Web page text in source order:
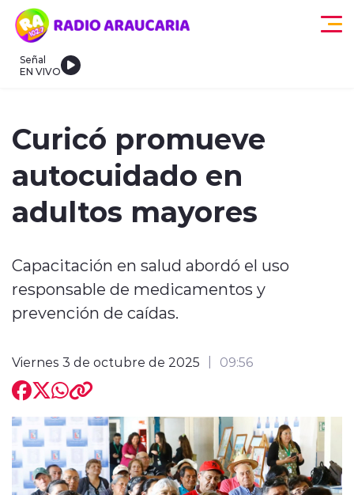
Click acá para ir directamente al contenido
Señal
EN VIVO
Curicó promueve
autocuidado en
adultos mayores
Capacitación en salud abordó el uso
responsable de medicamentos y
prevención de caídas.
Viernes 3 de octubre de 2025 09:56